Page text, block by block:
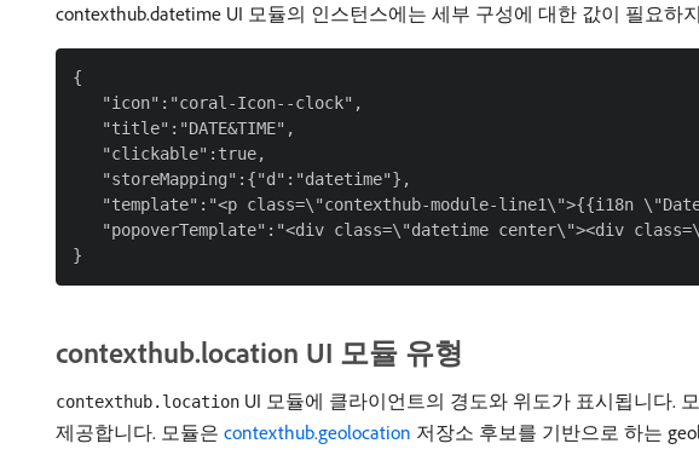
contexthub.datetime UI 모듈의 인스턴스에는 세부 구성에 대한 값이 필요하
{
   "icon":"coral-Icon--clock",
   "title":"DATE&TIME",
   "clickable":true,
   "storeMapping":{"d":"datetime"},
"template":"<p class=\"contexthub-module-line1\">{{i18n
"popoverTemplate":"<div class=\"datetime center\"><div
contexthub.location UI 모듈 유형
contexthub.location UI 모듈에 클라이언트의 경도와 위도가 표시됩니다.
제공합니다. 모듈은 contexthub.geolocation 저장소 후보를 기반으로 하는